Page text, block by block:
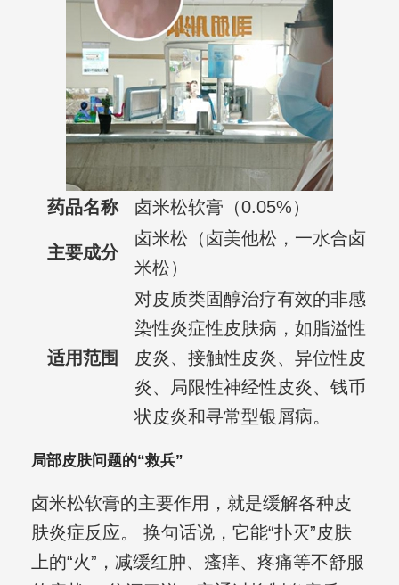
药品名称 卤米松软膏（0.05%）
主要成分
卤米松（卤美他松，一水合卤
米松）
适用范围
对皮质类固醇治疗有效的非感
染性炎症性皮肤病，如脂溢性
皮炎、接触性皮炎、异位性皮
炎、局限性神经性皮炎、钱币
状皮炎和寻常型银屑病。
局部皮肤问题的“救兵”
卤米松软膏的主要作用，就是缓解各种皮
肤炎症反应。 换句话说，它能“扑灭”皮肤
上的“火”，减缓红肿、瘙痒、疼痛等不舒服